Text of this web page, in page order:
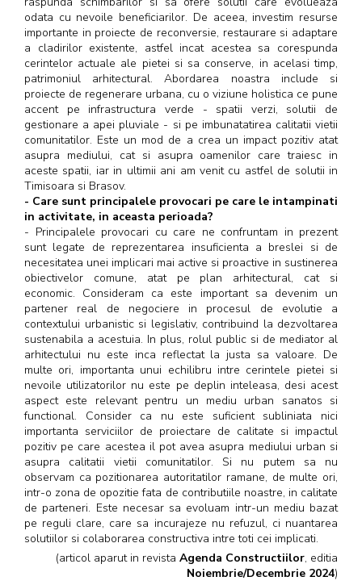
odata cu nevoile beneficiarilor. De aceea, investim resurse
importante in proiecte de reconversie, restaurare si adaptare
a cladirilor existente, astfel incat acestea sa corespunda
cerintelor actuale ale pietei si sa conserve, in acelasi timp,
patrimoniul arhitectural. Abordarea noastra include si
proiecte de regenerare urbana, cu o viziune holistica ce pune
accent pe infrastructura verde - spatii verzi, solutii de
gestionare a apei pluviale - si pe imbunatatirea calitatii vietii
comunitatilor. Este un mod de a crea un impact pozitiv atat
asupra mediului, cat si asupra oamenilor care traiesc in
aceste spatii, iar in ultimii ani am venit cu astfel de solutii in
Timisoara si Brasov.
- Care sunt principalele provocari pe care le intampinati
in activitate, in aceasta perioada?
- Principalele provocari cu care ne confruntam in prezent
sunt legate de reprezentarea insuficienta a breslei si de
necesitatea unei implicari mai active si proactive in sustinerea
obiectivelor comune, atat pe plan arhitectural, cat si
economic. Consideram ca este important sa devenim un
partener real de negociere in procesul de evolutie a
contextului urbanistic si legislativ, contribuind la dezvoltarea
sustenabila a acestuia. In plus, rolul public si de mediator al
arhitectului nu este inca reflectat la justa sa valoare. De
multe ori, importanta unui echilibru intre cerintele pietei si
nevoile utilizatorilor nu este pe deplin inteleasa, desi acest
aspect este relevant pentru un mediu urban sanatos si
functional. Consider ca nu este suficient subliniata nici
importanta serviciilor de proiectare de calitate si impactul
pozitiv pe care acestea il pot avea asupra mediului urban si
asupra calitatii vietii comunitatilor. Si nu putem sa nu
observam ca pozitionarea autoritatilor ramane, de multe ori,
intr-o zona de opozitie fata de contributiile noastre, in calitate
de parteneri. Este necesar sa evoluam intr-un mediu bazat
pe reguli clare, care sa incurajeze nu refuzul, ci nuantarea
solutiilor si colaborarea constructiva intre toti cei implicati.
(articol aparut in revista Agenda Constructiilor, editia
Noiembrie/Decembrie 2024)